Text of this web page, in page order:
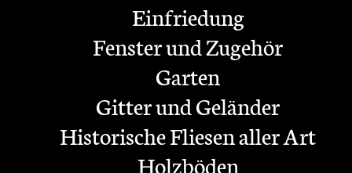
Einfriedung
Fenster und Zugehör
Garten
Gitter und Geländer
Historische Fliesen aller Art
Holzböden